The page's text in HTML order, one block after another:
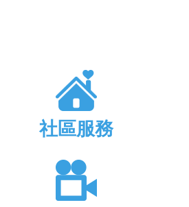
社區服務